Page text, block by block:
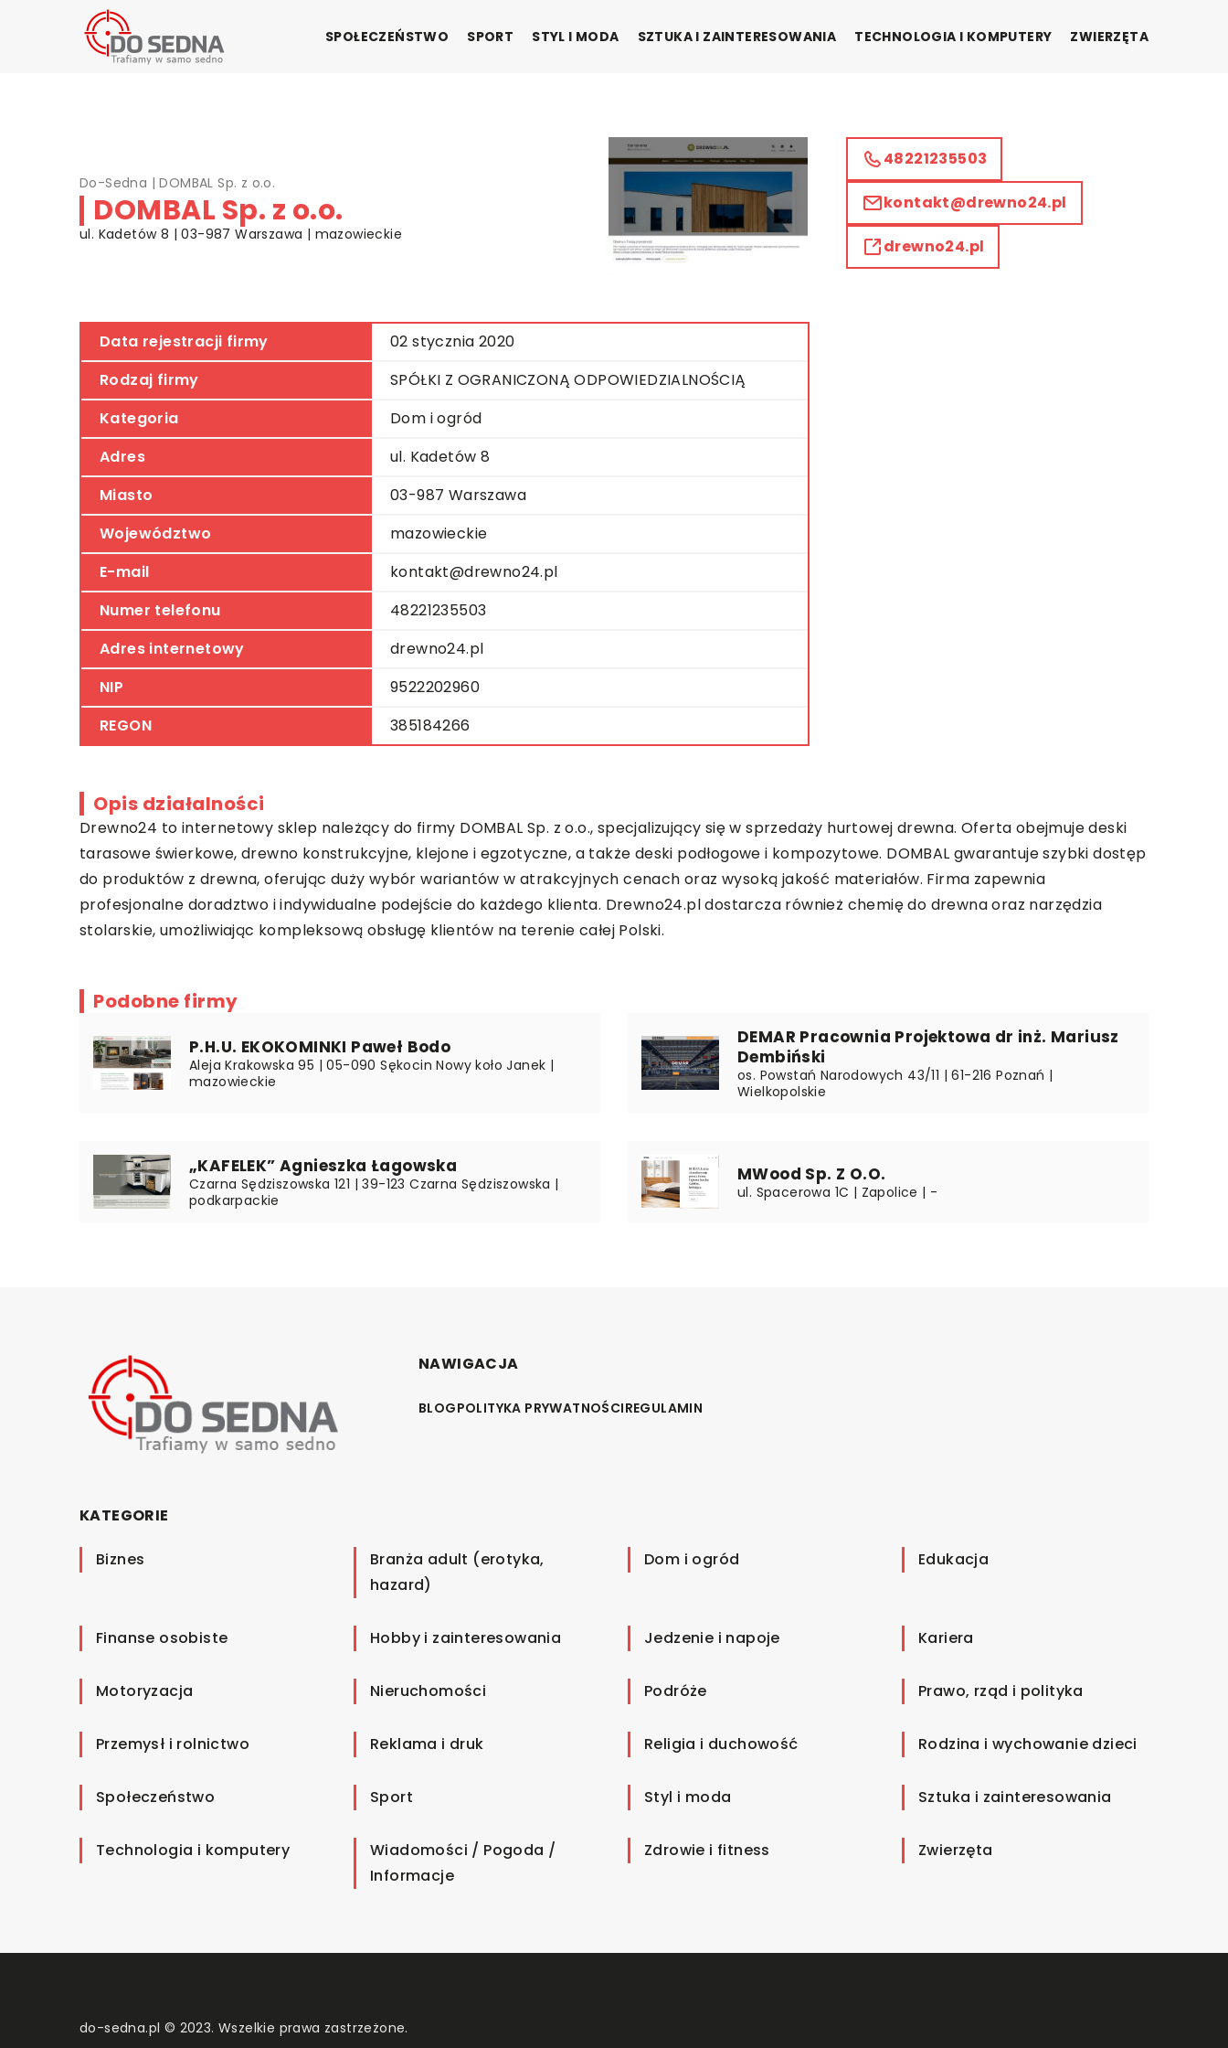
SPOŁECZEŃSTWO SPORT STYL I MODA SZTUKA I ZAINTERESOWANIA TECHNOLOGIA I KOMPUTERY ZWIERZĘTA
Do-Sedna |DOMBAL Sp. z o.o.
DOMBAL Sp. z o.o.
ul. Kadetów 8 | 03-987 Warszawa | mazowieckie
Data rejestracji firmy
02 stycznia 2020
Rodzaj firmy
SPÓŁKI Z OGRANICZONĄ ODPOWIEDZIALNOŚCIĄ
Kategoria
Dom i ogród
Adres
ul. Kadetów 8
Miasto
03-987 Warszawa
Województwo
mazowieckie
E-mail
kontakt@drewno24.pl
Numer telefonu
48221235503
Adres internetowy
drewno24.pl
NIP
9522202960
REGON
385184266
48221235503
kontakt@drewno24.pl
drewno24.pl
Opis działalności
Drewno24 to internetowy sklep należący do firmy DOMBAL Sp. z o.o., specjalizujący się w sprzedaży hurtowej drewna. Oferta obejmuje deski
tarasowe świerkowe, drewno konstrukcyjne, klejone i egzotyczne, a także deski podłogowe i kompozytowe. DOMBAL gwarantuje szybki dostęp
do produktów z drewna, oferując duży wybór wariantów w atrakcyjnych cenach oraz wysoką jakość materiałów. Firma zapewnia
profesjonalne doradztwo i indywidualne podejście do każdego klienta. Drewno24.pl dostarcza również chemię do drewna oraz narzędzia
stolarskie, umożliwiając kompleksową obsługę klientów na terenie całej Polski.
Podobne firmy
P.H.U. EKOKOMINKI Paweł Bodo
Aleja Krakowska 95 | 05-090 Sękocin Nowy koło Janek |
mazowieckie
DEMAR Pracownia Projektowa dr inż. Mariusz
Dembiński
os. Powstań Narodowych 43/11 | 61-216 Poznań |
Wielkopolskie
„KAFELEK” Agnieszka Łagowska
Czarna Sędziszowska 121 | 39-123 Czarna Sędziszowska |
podkarpackie
MWood Sp. Z O.O.
ul. Spacerowa 1C | Zapolice | -
NAWIGACJA
BLOGPOLITYKA PRYWATNOŚCIREGULAMIN
KATEGORIE
Biznes
Branża adult (erotyka,
hazard)
Dom i ogród Edukacja
Finanse osobiste Hobby i zainteresowania Jedzenie i napoje Kariera
Motoryzacja Nieruchomości Podróże Prawo, rząd i polityka
Przemysł i rolnictwo Reklama i druk Religia i duchowość Rodzina i wychowanie dzieci
Społeczeństwo Sport Styl i moda Sztuka i zainteresowania
Technologia i komputery
Wiadomości / Pogoda /
Informacje
Zdrowie i fitness Zwierzęta
do-sedna.pl © 2023. Wszelkie prawa zastrzeżone.